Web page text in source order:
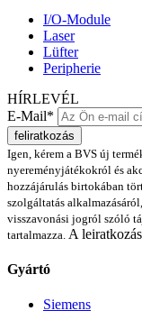
I/O-Module
Laser
Lüfter
Peripherie
HÍRLEVÉL
E-Mail*
feliratkozás
Igen, kérem a BVS új
nyereményjátékokról és
hozzájárulás birtokában
szolgáltatás
visszavonási jogról szóló
tartalmazza. A
Gyártó
Siemens